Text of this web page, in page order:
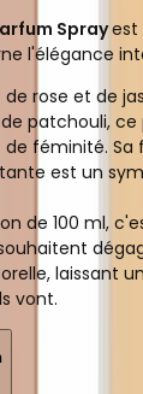
Sprayest
l'élégance
rose et de
patchouli,
féminité. Sa
est un
de 100 ml,
laissant
vont.